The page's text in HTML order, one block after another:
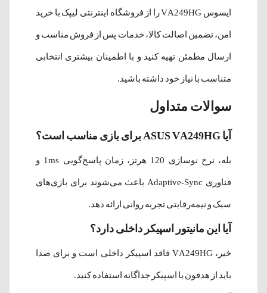
ایسوس VA249HG را از فروشگاه اینترنتی لیپک با خرید
امن، تضمین اصالت کالا، خدمات پس از فروش مناسب و
ارسال مطمئن تهیه کنید و با اطمینان بیشتری انتخابی
متناسب با نیاز خود داشته باشید.
سوالات متداول
آیا ASUS VA249HG برای بازی مناسب است؟
بله، نرخ نوسازی 120 هرتز، زمان پاسخ‌گویی 1ms و
فناوری Adaptive-Sync باعث می‌شوند برای بازی‌های
سبک و نیمه‌رقابتی تجربه روانی ارائه دهد.
آیا این مانیتور اسپیکر داخلی دارد؟
خیر، VA249HG فاقد اسپیکر داخلی است و برای صدا
باید از هدفون یا اسپیکر جداگانه استفاده کنید.